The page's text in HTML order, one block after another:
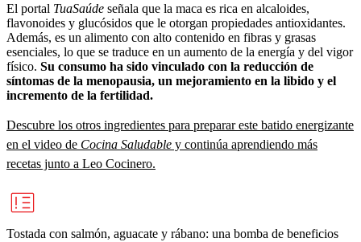
El portal TuaSaúde señala que la maca es rica en alcaloides,
flavonoides y glucósidos que le otorgan propiedades antioxidantes.
Además, es un alimento con alto contenido en fibras y grasas
esenciales, lo que se traduce en un aumento de la energía y del vigor
físico. Su consumo ha sido vinculado con la reducción de
síntomas de la menopausia, un mejoramiento en la libido y el
incremento de la fertilidad.
Descubre los otros ingredientes para preparar este batido energizante
en el video de Cocina Saludable y continúa aprendiendo más
recetas junto a Leo Cocinero.
Tostada con salmón, aguacate y rábano: una bomba de beneficios